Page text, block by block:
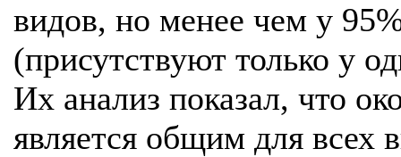
видов, но менее чем у
(присутствуют только у
Их анализ показал, что
является общим для всех